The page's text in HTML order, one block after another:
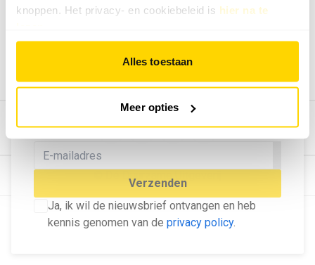
knoppen. Het privacy- en cookiebeleid is hier na te
Alles toestaan
Meer opties
MELD U AAN VOOR ONZE
NIEUWSBRIEF
Blijf op de hoogte van het laatste nieuws!
Verzenden
Ja, ik wil de nieuwsbrief ontvangen en heb
kennis genomen van de privacy policy.
Tip de redactie
Bekijk hier de mogelijkheden.
© Dé Duurzame Uitgeverij